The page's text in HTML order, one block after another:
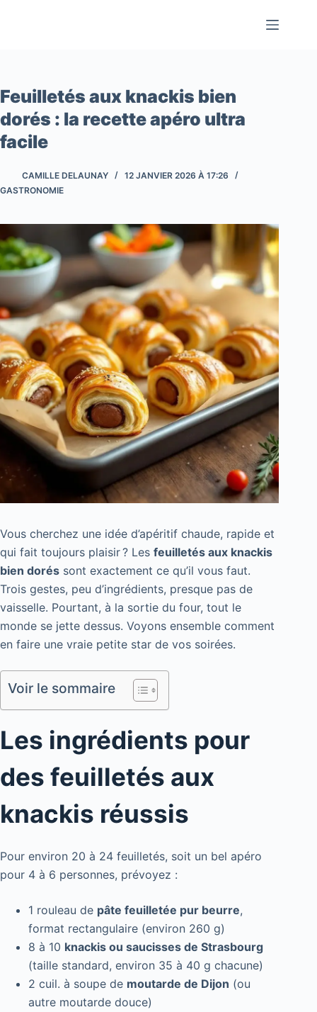
Feuilletés aux knackis bien
dorés : la recette apéro ultra
facile
CAMILLE DELAUNAY
12 JANVIER 2026 À 17:26
GASTRONOMIE
Vous cherchez une idée d’apéritif chaude, rapide et
qui fait toujours plaisir ? Les feuilletés aux knackis
bien dorés sont exactement ce qu’il vous faut.
Trois gestes, peu d’ingrédients, presque pas de
vaisselle. Pourtant, à la sortie du four, tout le
monde se jette dessus. Voyons ensemble comment
en faire une vraie petite star de vos soirées.
Voir le sommaire
Les ingrédients pour
des feuilletés aux
knackis réussis
Pour environ 20 à 24 feuilletés, soit un bel apéro
pour 4 à 6 personnes, prévoyez :
1 rouleau de pâte feuilletée pur beurre,
format rectangulaire (environ 260 g)
8 à 10 knackis ou saucisses de Strasbourg
(taille standard, environ 35 à 40 g chacune)
2 cuil. à soupe de moutarde de Dijon (ou
autre moutarde douce)